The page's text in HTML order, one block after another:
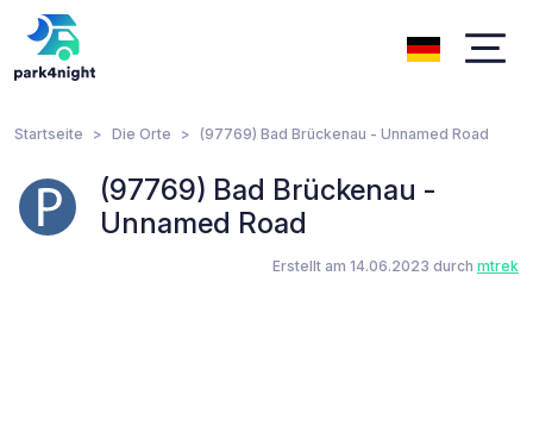
Startseite Die Orte (97769) Bad Brückenau - Unnamed Road
(97769) Bad Brückenau -
Unnamed Road
Erstellt am 14.06.2023 durch mtrek